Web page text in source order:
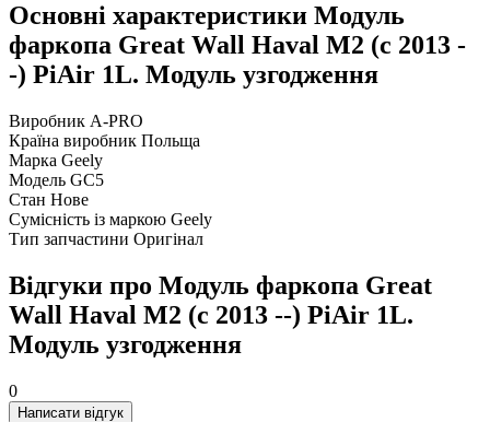
Основні характеристики Модуль
фаркопа Great Wall Haval M2 (c 2013 -
-) PiAir 1L. Модуль узгодження
Виробник A-PRO
Країна виробник Польща
Марка Geely
Модель GC5
Стан Нове
Сумісність із маркою Geely
Тип запчастини Оригінал
Відгуки про Модуль фаркопа Great
Wall Haval M2 (c 2013 --) PiAir 1L.
Модуль узгодження
0
Написати відгук